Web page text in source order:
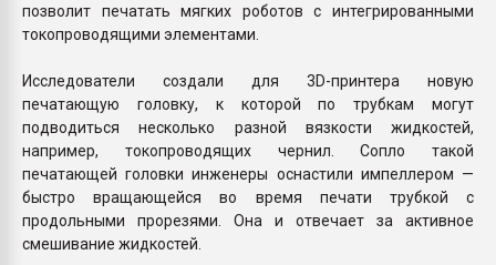
позволит печатать мягких роботов с интегрированными
токопроводящими элементами.
Исследователи создали для 3D-принтера новую
печатающую головку, к которой по трубкам могут
подводиться несколько разной вязкости жидкостей,
например, токопроводящих чернил. Сопло такой
печатающей головки инженеры оснастили импеллером —
быстро вращающейся во время печати трубкой с
продольными прорезями. Она и отвечает за активное
смешивание жидкостей.